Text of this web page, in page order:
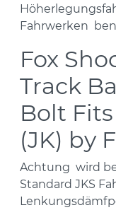
Fahrwerken
Fox
Track
Bolt
(JK) by
Achtung wird
Standard JKS